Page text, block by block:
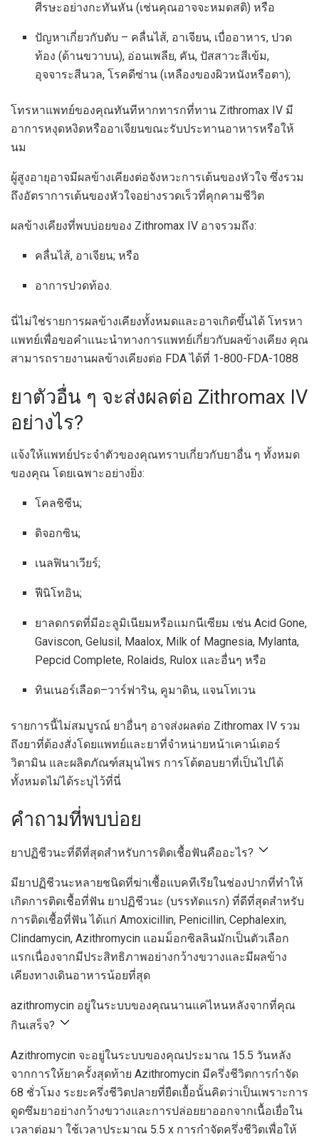
ศีรษะอย่างกะทันหัน (เช่นคุณอาจจะหมดสติ) หรือ
ปัญหาเกี่ยวกับตับ – คลื่นไส้, อาเจียน, เบื่ออาหาร, ปวด
ท้อง (ด้านขวาบน), อ่อนเพลีย, คัน, ปัสสาวะสีเข้ม,
อุจจาระสีนวล, โรคดีซ่าน (เหลืองของผิวหนังหรือตา);
โทรหาแพทย์ของคุณทันทีหากทารกที่ทาน Zithromax IV มี
อาการหงุดหงิดหรืออาเจียนขณะรับประทานอาหารหรือให้
นม
ผู้สูงอายุอาจมีผลข้างเคียงต่อจังหวะการเต้นของหัวใจ ซึ่งรวม
ถึงอัตราการเต้นของหัวใจอย่างรวดเร็วที่คุกคามชีวิต
ผลข้างเคียงที่พบบ่อยของ Zithromax IV อาจรวมถึง:
คลื่นไส้, อาเจียน; หรือ
อาการปวดท้อง.
นี่ไม่ใช่รายการผลข้างเคียงทั้งหมดและอาจเกิดขึ้นได้ โทรหา
แพทย์เพื่อขอคำแนะนำทางการแพทย์เกี่ยวกับผลข้างเคียง คุณ
สามารถรายงานผลข้างเคียงต่อ FDA ได้ที่ 1-800-FDA-1088
ยาตัวอื่น ๆ จะส่งผลต่อ Zithromax IV
อย่างไร?
แจ้งให้แพทย์ประจำตัวของคุณทราบเกี่ยวกับยาอื่น ๆ ทั้งหมด
ของคุณ โดยเฉพาะอย่างยิ่ง:
โคลชิซีน;
ดิจอกซิน;
เนลฟินาเวียร์;
ฟีนิโทอิน;
ยาลดกรดที่มีอะลูมิเนียมหรือแมกนีเซียม เช่น Acid Gone,
Gaviscon, Gelusil, Maalox, Milk of Magnesia, Mylanta,
Pepcid Complete, Rolaids, Rulox และอื่นๆ หรือ
ทินเนอร์เลือด–วาร์ฟาริน, คูมาดิน, แจนโทเวน
รายการนี้ไม่สมบูรณ์ ยาอื่นๆ อาจส่งผลต่อ Zithromax IV รวม
ถึงยาที่ต้องสั่งโดยแพทย์และยาที่จำหน่ายหน้าเคาน์เตอร์
วิตามิน และผลิตภัณฑ์สมุนไพร การโต้ตอบยาที่เป็นไปได้
ทั้งหมดไม่ได้ระบุไว้ที่นี่
คำถามที่พบบ่อย
ยาปฏิชีวนะที่ดีที่สุดสำหรับการติดเชื้อฟันคืออะไร?
มียาปฏิชีวนะหลายชนิดที่ฆ่าเชื้อแบคทีเรียในช่องปากที่ทำให้
เกิดการติดเชื้อที่ฟัน ยาปฏิชีวนะ (บรรทัดแรก) ที่ดีที่สุดสำหรับ
การติดเชื้อที่ฟัน ได้แก่ Amoxicillin, Penicillin, Cephalexin,
Clindamycin, Azithromycin แอมม็อกซิลลินมักเป็นตัวเลือก
แรกเนื่องจากมีประสิทธิภาพอย่างกว้างขวางและมีผลข้าง
เคียงทางเดินอาหารน้อยที่สุด
azithromycin อยู่ในระบบของคุณนานแค่ไหนหลังจากที่คุณ
กินเสร็จ?
Azithromycin จะอยู่ในระบบของคุณประมาณ 15.5 วันหลัง
จากการให้ยาครั้งสุดท้าย Azithromycin มีครึ่งชีวิตการกำจัด
68 ชั่วโมง ระยะครึ่งชีวิตปลายที่ยืดเยื้อนั้นคิดว่าเป็นเพราะการ
ดูดซึมยาอย่างกว้างขวางและการปล่อยยาออกจากเนื้อเยื่อใน
เวลาต่อมา ใช้เวลาประมาณ 5.5 x การกำจัดครึ่งชีวิตเพื่อให้